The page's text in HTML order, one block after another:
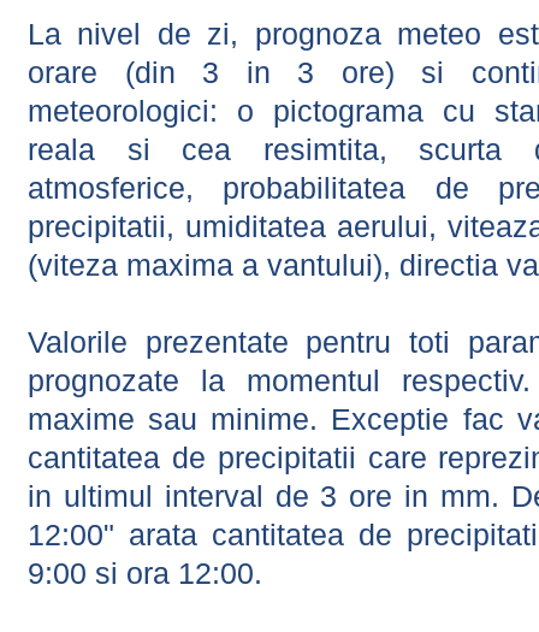
La nivel de zi, prognoza meteo
orare (din 3 in 3 ore) si
meteorologici: o pictograma cu
reala si cea resimtita, scurta
atmosferice, probabilitatea de
precipitatii, umiditatea aerului,
(viteza maxima a vantului), directia
Valorile prezentate pentru toti
prognozate la momentul
maxime sau minime. Exceptie fac
cantitatea de precipitatii care
in ultimul interval de 3 ore in mm.
12:00" arata cantitatea de
9:00 si ora 12:00.